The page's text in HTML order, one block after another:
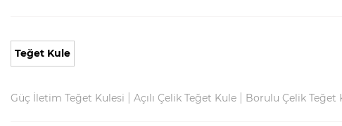
Teğet Kule
Güç İletim Teğet Kulesi Açılı Çelik Teğet Kule Borulu Çelik Teğet